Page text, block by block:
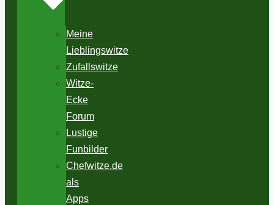
Meine
Lieblingswitze
Zufallswitze
Witze-
Ecke
Forum
Lustige
Funbilder
Chefwitze.de
als
Apps